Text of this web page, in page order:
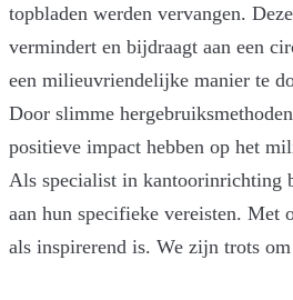
topbladen werden vervangen.
vermindert en bijdraagt aan een
een milieuvriendelijke manier te
Door slimme
positieve impact hebben op het
Als specialist in kantoorinrichting
aan hun specifieke vereisten. Met
als inspirerend is. We zijn trots